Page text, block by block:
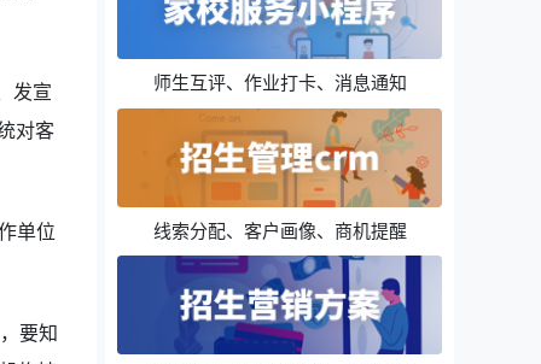
发宣
对客
单位
要知
师生互评、作业打卡、消息通知
线索分配、客户画像、商机提醒